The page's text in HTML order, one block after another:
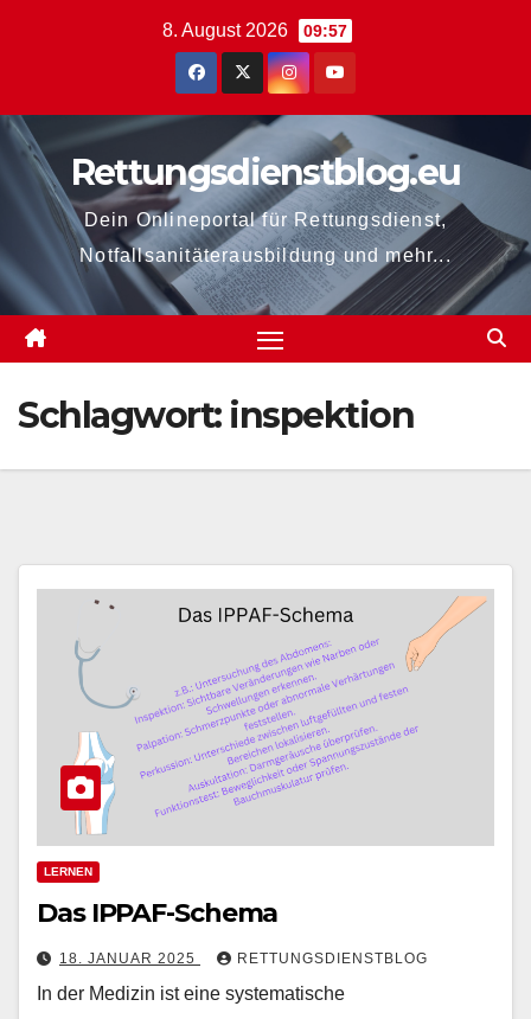
8. August 2026 09:57
Rettungsdienstblog.eu
Dein Onlineportal für Rettungsdienst,
Notfallsanitäterausbildung und mehr...
Schlagwort: inspektion
LERNEN
Das IPPAF-Schema
18. JANUAR 2025 RETTUNGSDIENSTBLOG
In der Medizin ist eine systematische